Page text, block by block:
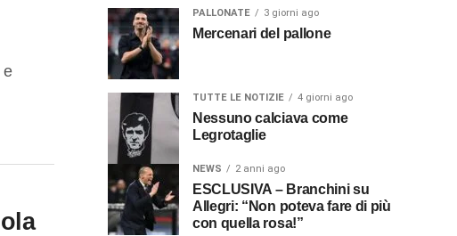
e
PALLONATE 3 giorni ago
Mercenari del pallone
TUTTE LE NOTIZIE 4 giorni ago
Nessuno calciava come
Legrotaglie
NEWS 2 anni ago
ESCLUSIVA – Branchini su
Allegri: “Non poteva fare di più
con quella rosa!”